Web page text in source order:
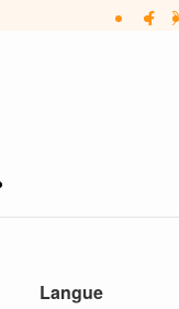
Langue